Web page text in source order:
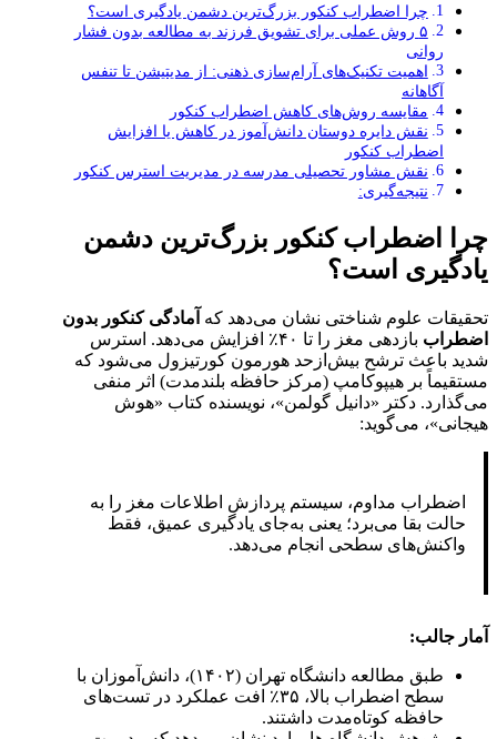
چرا اضطراب کنکور بزرگ‌ترین دشمن یادگیری است؟
۵ روش عملی برای تشویق فرزند به مطالعه بدون فشار
روانی
اهمیت تکنیک‌های آرام‌سازی ذهنی: از مدیتیشن تا تنفس
آگاهانه
مقایسه روش‌های کاهش اضطراب کنکور
نقش دایره دوستان دانش‌آموز در کاهش یا افزایش
اضطراب کنکور
نقش مشاور تحصیلی مدرسه در مدیریت استرس کنکور
نتیجه‌گیری:
چرا اضطراب کنکور بزرگ‌ترین دشمن
یادگیری است؟
تحقیقات علوم شناختی نشان می‌دهد که آمادگی کنکور بدون
اضطراب
بازدهی مغز را تا ۴۰٪ افزایش می‌دهد. استرس
شدید باعث ترشح بیش‌ازحد هورمون کورتیزول می‌شود که
مستقیماً بر هیپوکامپ (مرکز حافظه بلندمدت) اثر منفی
می‌گذارد. دکتر «دانیل گولمن»، نویسنده کتاب «هوش
هیجانی»، می‌گوید:
اضطراب مداوم، سیستم پردازش اطلاعات مغز را به
حالت بقا می‌برد؛ یعنی به‌جای یادگیری عمیق، فقط
واکنش‌های سطحی انجام می‌دهد.
آمار جالب:
طبق مطالعه دانشگاه تهران (۱۴۰۲)، دانش‌آموزان با
سطح اضطراب بالا، ۳۵٪ افت عملکرد در تست‌های
حافظه کوتاه‌مدت داشتند.